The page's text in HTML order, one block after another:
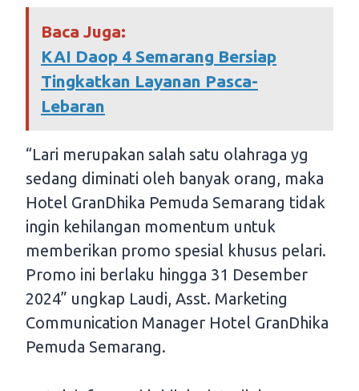
Baca Juga:
KAI Daop 4 Semarang Bersiap
Tingkatkan Layanan Pasca-
Lebaran
“Lari merupakan salah satu olahraga yg
sedang diminati oleh banyak orang, maka
Hotel GranDhika Pemuda Semarang tidak
ingin kehilangan momentum untuk
memberikan promo spesial khusus pelari.
Promo ini berlaku hingga 31 Desember
2024” ungkap Laudi, Asst. Marketing
Communication Manager Hotel GranDhika
Pemuda Semarang.